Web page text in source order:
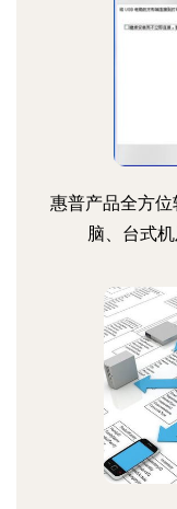
惠普产品全方
脑、台式